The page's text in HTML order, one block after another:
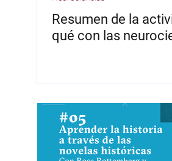
Resumen de la
qué con las